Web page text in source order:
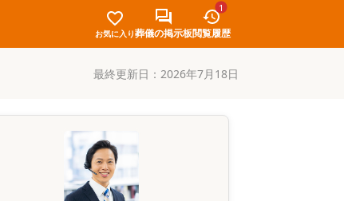
お気に入り葬儀の掲示板
1
閲覧履歴
最終更新日： 2026年7月18日